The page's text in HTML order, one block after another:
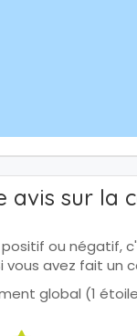
avis sur la
ou négatif,
vous avez fait
global (1